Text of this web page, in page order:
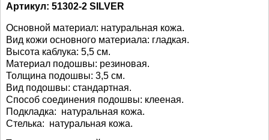
Артикул: 51302-2 SILVER
Основной материал: натуральная кожа.
Вид кожи основного материала: гладкая.
Высота каблука: 5,5 см.
Материал подошвы: резиновая.
Толщина подошвы: 3,5 см.
Вид подошвы: стандартная.
Способ соединения подошвы: клееная.
Подкладка: натуральная кожа.
Стелька: натуральная кожа.